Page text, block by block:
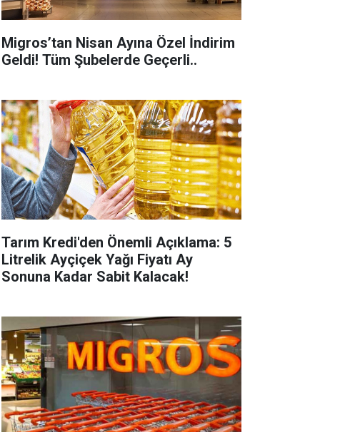
Migros’tan Nisan Ayına Özel İndirim
Geldi! Tüm Şubelerde Geçerli..
Tarım Kredi'den Önemli Açıklama: 5
Litrelik Ayçiçek Yağı Fiyatı Ay
Sonuna Kadar Sabit Kalacak!